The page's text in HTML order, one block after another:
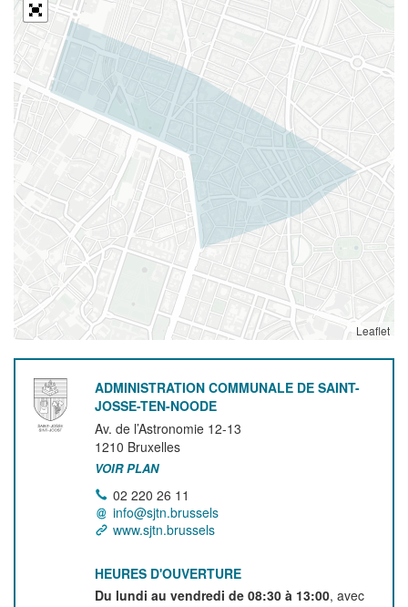
Leaflet
ADMINISTRATION COMMUNALE DE SAINT-
JOSSE-TEN-NOODE
Av. de l’Astronomie 12-13
1210 Bruxelles
VOIR PLAN
02 220 26 11
info@sjtn.brussels
www.sjtn.brussels
HEURES D'OUVERTURE
Du lundi au vendredi de 08:30 à 13:00, avec